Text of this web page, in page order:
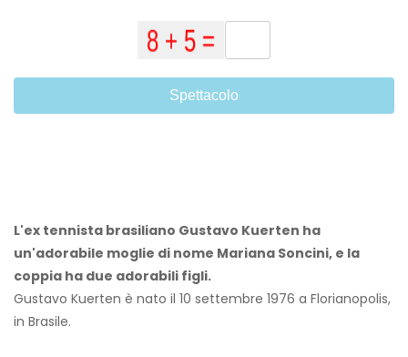
Spettacolo
L'ex tennista brasiliano Gustavo Kuerten ha
un'adorabile moglie di nome Mariana Soncini, e la
coppia ha due adorabili figli.
Gustavo Kuerten è nato il 10 settembre 1976 a Florianopolis,
in Brasile.